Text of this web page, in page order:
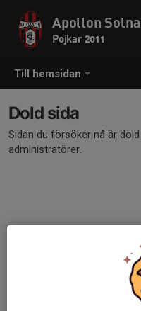
Till hemsidan
Apollon
Pojkar 2011
Dold sida
Sidan du försöker nå är
administratörer.